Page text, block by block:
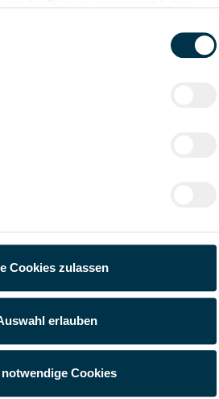
Cookies zulassen
erlauben
Cookies
gelesen und verstanden
für die Dauer von drei
dürfen.*